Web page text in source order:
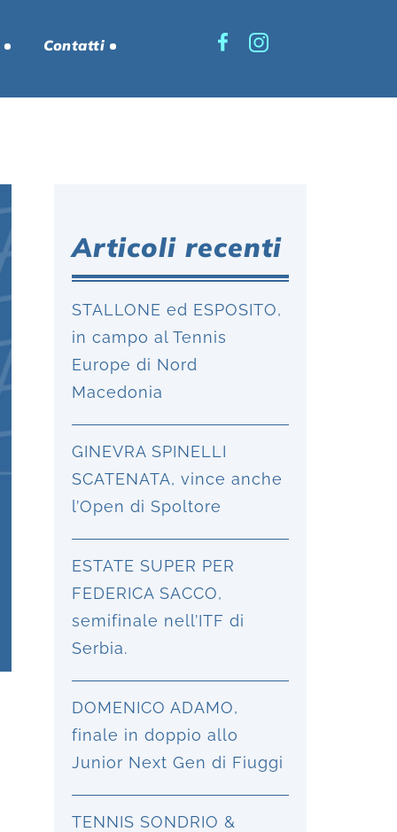
Contatti
Articoli recenti
STALLONE ed ESPOSITO,
in campo al Tennis
Europe di Nord
Macedonia
GINEVRA SPINELLI
SCATENATA, vince anche
l’Open di Spoltore
ESTATE SUPER PER
FEDERICA SACCO,
semifinale nell’ITF di
Serbia.
DOMENICO ADAMO,
finale in doppio allo
Junior Next Gen di Fiuggi
TENNIS SONDRIO &